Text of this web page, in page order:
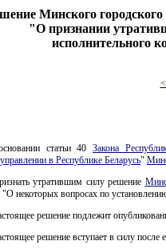
Минского городского
"О признании
исполнительного
статьи 40Закона
в Республике Беларусь"
утратившим силу решение
"О некоторых вопросах по
решение подлежит
решение вступает в силу после